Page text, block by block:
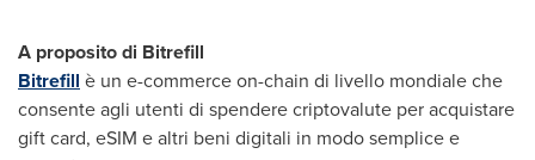
A proposito di Bitrefill
Bitrefill è un e-commerce on-chain di livello mondiale che
consente agli utenti di spendere criptovalute per acquistare
gift card, eSIM e altri beni digitali in modo semplice e